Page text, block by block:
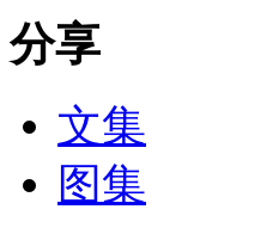
分享
文集
图集